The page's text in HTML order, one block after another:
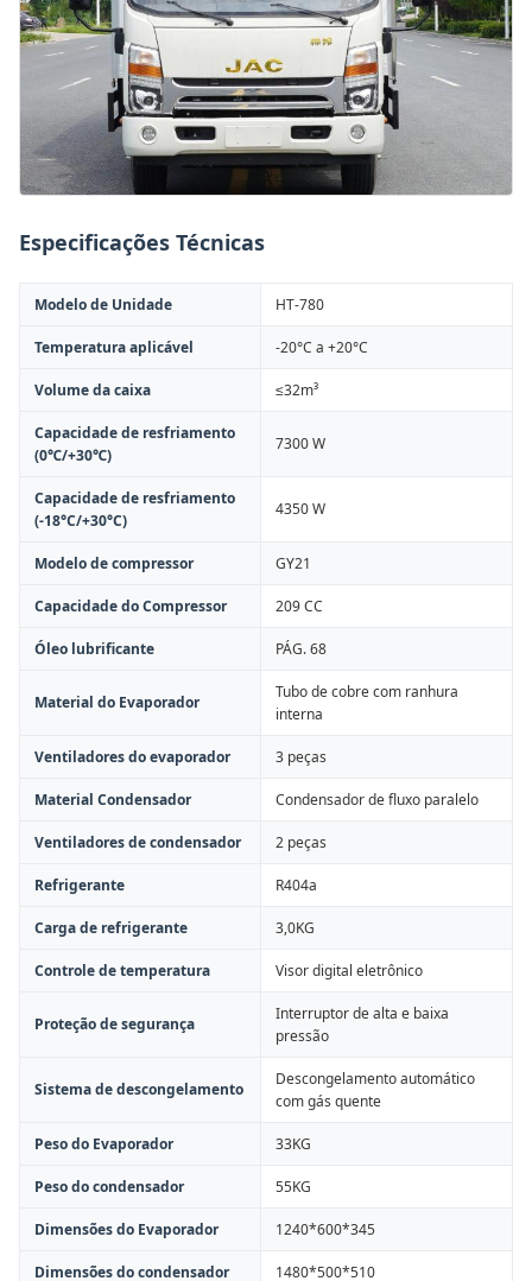
Especificações Técnicas
Modelo de Unidade HT-780
Temperatura aplicável -20°C a +20°C
Volume da caixa ≤32m³
Capacidade de resfriamento
(0℃/+30℃)
7300 W
Capacidade de resfriamento
(-18°C/+30°C)
4350 W
Modelo de compressor GY21
Capacidade do Compressor 209 CC
Óleo lubrificante PÁG. 68
Material do Evaporador
Tubo de cobre com ranhura
interna
Ventiladores do evaporador 3 peças
Material Condensador Condensador de fluxo paralelo
Ventiladores de condensador 2 peças
Refrigerante R404a
Carga de refrigerante 3,0KG
Controle de temperatura Visor digital eletrônico
Proteção de segurança
Interruptor de alta e baixa
pressão
Sistema de descongelamento
Descongelamento automático
com gás quente
Peso do Evaporador 33KG
Peso do condensador 55KG
Dimensões do Evaporador 1240*600*345
Dimensões do condensador 1480*500*510